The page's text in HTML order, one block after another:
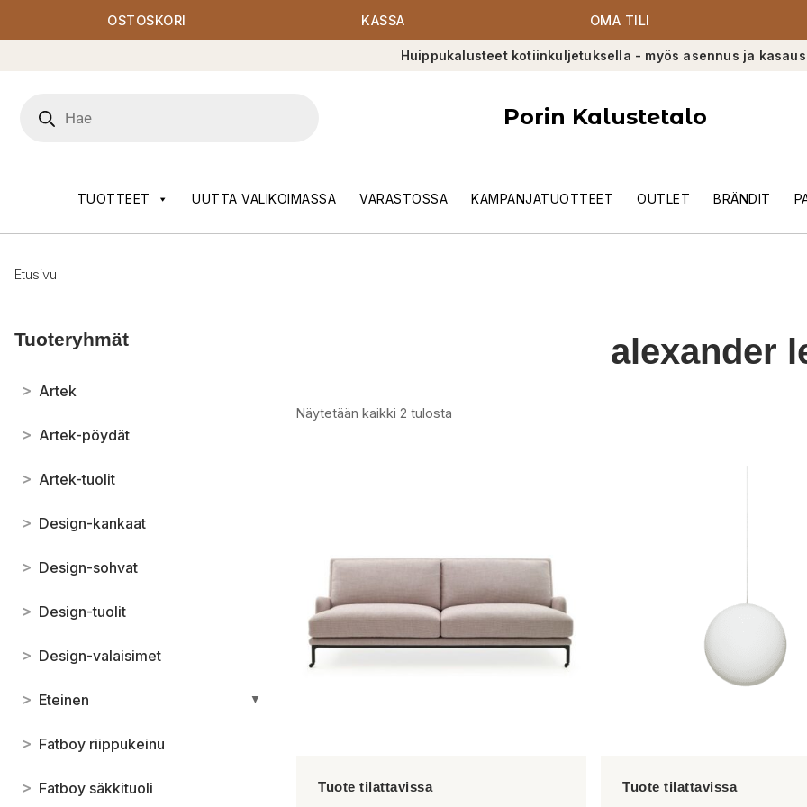
OSTOSKORI KASSA OMA TILI
Huippukalusteet kotiinkuljetuksella - myös asennus ja
search
Porin Kalustetalo
TUOTTEET UUTTA VALIKOIMASSA VARASTOSSA KAMPANJATUOTTEET OUTLET BRÄNDIT
Etusivu
Tuoteryhmät
> Artek
> Artek-pöydät
> Artek-tuolit
> Design-kankaat
> Design-sohvat
> Design-tuolit
> Design-valaisimet
> Eteinen ▼
> Fatboy riippukeinu
> Fatboy säkkituoli
alexander
Näytetään kaikki 2 tulosta